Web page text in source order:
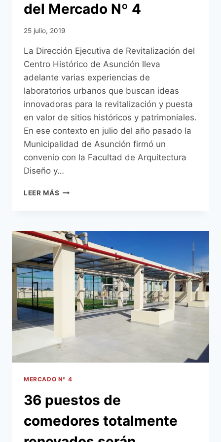
del Mercado Nº 4
25 julio, 2019
La Dirección Ejecutiva de Revitalización del
Centro Histórico de Asunción lleva
adelante varias experiencias de
laboratorios urbanos que buscan ideas
innovadoras para la revitalización y puesta
en valor de sitios históricos y patrimoniales.
En ese contexto en julio del año pasado la
Municipalidad de Asunción firmó un
convenio con la Facultad de Arquitectura
Diseño y…
LEER MÁS MUNICIPALIDAD
PLAN
DE
REVALORIZACIÓN
ZONAS
MERCADO
MERCADO Nº 4
36 puestos de
comedores totalmente